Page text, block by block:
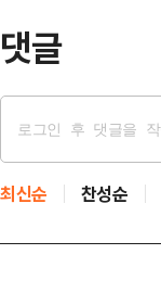
댓글
최신순 찬성순